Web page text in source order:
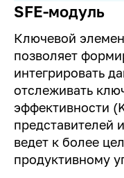
SFE-модуль
Ключевой
позволяет
интегрировать
отслеживать
эффективности
представителей
ведет к более
продуктивному